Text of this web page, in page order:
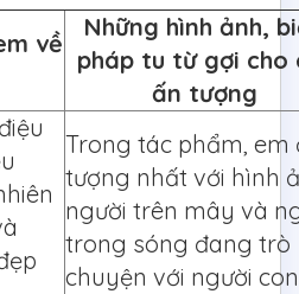
về
Những hình ảnh,
pháp tu từ gợi cho
ấn tượng
Trong tác phẩm, em
tượng nhất với hình
người trên mây và
trong sóng đang trò
chuyện với người